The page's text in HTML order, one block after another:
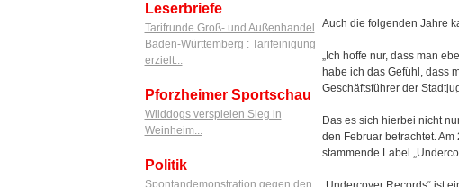
Leserbriefe
Tarifrunde Groß- und Außenhandel
Baden-Württemberg : Tarifeinigung
erzielt...
Pforzheimer Sportschau
Wilddogs verspielen Sieg in
Weinheim...
Politik
Spontandemonstration gegen den
Auch die folgenden Jahre
„Ich hoffe nur, dass man
habe ich das Gefühl, dass
Geschäftsführer der
Das es sich hierbei nicht
den Februar betrachtet.
stammende Label